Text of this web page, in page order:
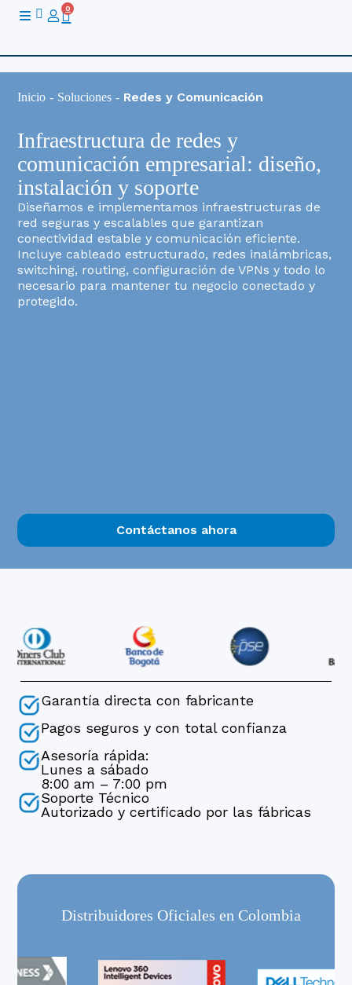
0
Cart
Inicio - Soluciones - Redes y Comunicación
Infraestructura de redes y
comunicación empresarial: diseño,
instalación y soporte
Diseñamos e implementamos infraestructuras de
red seguras y escalables que garantizan
conectividad estable y comunicación eficiente.
Incluye cableado estructurado, redes inalámbricas,
switching, routing, configuración de VPNs y todo lo
necesario para mantener tu negocio conectado y
protegido.
Contáctanos ahora
Garantía directa con fabricante
Pagos seguros y con total confianza
Asesoría rápida:
Lunes a sábado
8:00 am – 7:00 pm
Soporte Técnico
Autorizado y certificado por las fábricas
Distribuidores Oficiales en Colombia